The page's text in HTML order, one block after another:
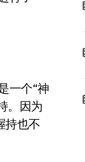
一个“神
。因为
持也不